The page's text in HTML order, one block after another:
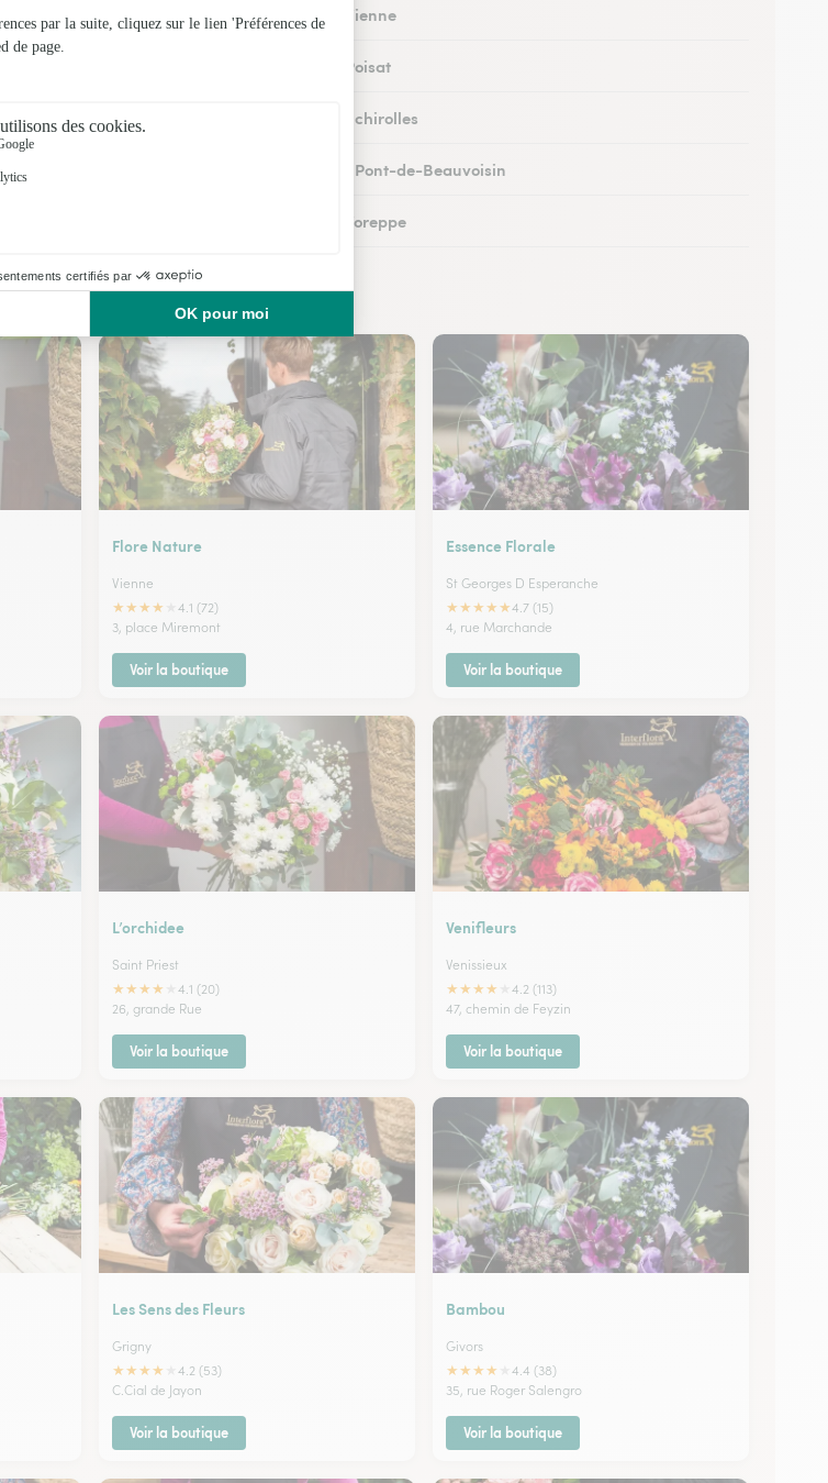
Fleuristes à Vienne
Fleuristes à Poisat
Fleuristes à Échirolles
Fleuristes au Pont-de-Beauvoisin
Fleuristes à Voreppe
Fleuristes à Beaurepaire
fleuristes à Luzinay
Flore Nature
Vienne
★★★★
4.1 (72)
3, place Miremont
Voir la boutique
Essence Florale
St Georges D Esperanche
★★★★★4.7 (15)
4, rue Marchande
Voir la boutique
L’orchidee
Saint Priest
★★★★
4.1 (20)
26, grande Rue
Voir la boutique
Venifleurs
Venissieux
★★★★
4.2 (113)
47, chemin de Feyzin
Voir la boutique
Les Sens des Fleurs
Grigny
★★★★
4.2 (53)
C.Cial de Jayon
Voir la boutique
Bambou
Givors
★★★★
4.4 (38)
35, rue Roger Salengro
Voir la boutique